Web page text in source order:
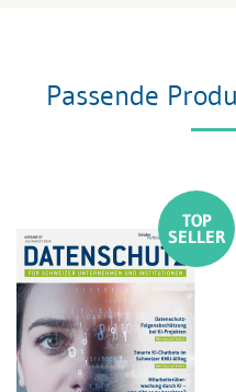
Passende